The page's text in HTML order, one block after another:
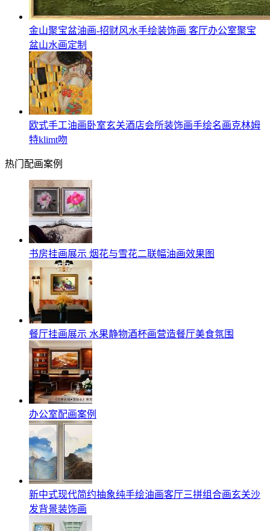
金山聚宝盆油画-招财风水手绘装饰画 客厅办公室聚宝
盆山水画定制
欧式手工油画卧室玄关酒店会所装饰画手绘名画克林姆
特klimt吻
热门配画案例
书房挂画展示 烟花与雪花二联幅油画效果图
餐厅挂画展示 水果静物酒杯画营造餐厅美食氛围
办公室配画案例
新中式现代简约抽象纯手绘油画客厅三拼组合画玄关沙
发背景装饰画